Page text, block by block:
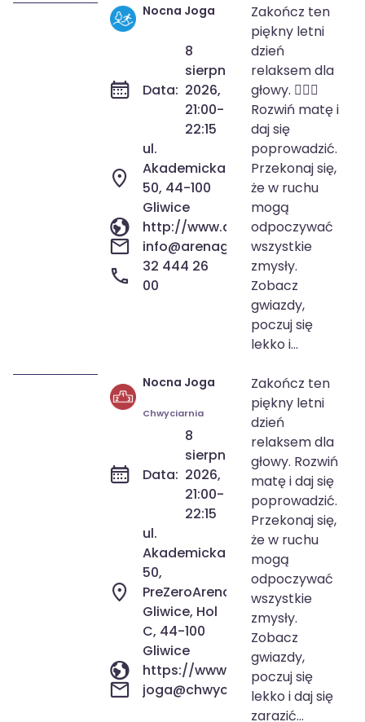
21:00-22:15
Nocna Joga
Data:
8
sierpnia
2026,
21:00-
22:15
ul.
Akademicka
50, 44-100
Gliwice
http://www.arenagliwice.com/
info@arenagliwice.com
32 444 26
00
Zakończ ten
piękny letni
dzień
relaksem dla
głowy. 🧘‍♀️✨
Rozwiń matę i
daj się
poprowadzić.
Przekonaj się,
że w ruchu
mogą
odpoczywać
wszystkie
zmysły.
Zobacz
gwiazdy,
poczuj się
lekko i...
21:00-22:15
Nocna Joga
Chwyciarnia
Data:
8
sierpnia
2026,
21:00-
22:15
ul.
Akademicka
50,
PreZeroArena
Gliwice, Hol
C, 44-100
Gliwice
https://www.facebook.com/
joga@chwyciarnia.pl
Zakończ ten
piękny letni
dzień
relaksem dla
głowy. Rozwiń
matę i daj się
poprowadzić.
Przekonaj się,
że w ruchu
mogą
odpoczywać
wszystkie
zmysły.
Zobacz
gwiazdy,
poczuj się
lekko i daj się
zarazić...